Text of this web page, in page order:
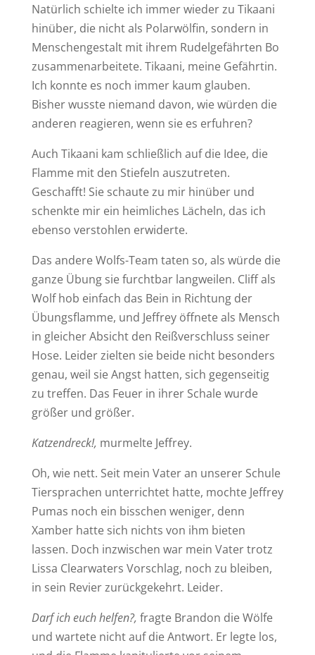
Natürlich schielte ich immer wieder zu Tikaani
hinüber, die nicht als Polarwölfin, sondern in
Menschengestalt mit ihrem Rudelgefährten Bo
zusammenarbeitete. Tikaani, meine Gefährtin.
Ich konnte es noch immer kaum glauben.
Bisher wusste niemand davon, wie würden die
anderen reagieren, wenn sie es erfuhren?
Auch Tikaani kam schließlich auf die Idee, die
Flamme mit den Stiefeln auszutreten.
Geschafft! Sie schaute zu mir hinüber und
schenkte mir ein heimliches Lächeln, das ich
ebenso verstohlen erwiderte.
Das andere Wolfs-Team taten so, als würde die
ganze Übung sie furchtbar langweilen. Cliff als
Wolf hob einfach das Bein in Richtung der
Übungsflamme, und Jeffrey öffnete als Mensch
in gleicher Absicht den Reißverschluss seiner
Hose. Leider zielten sie beide nicht besonders
genau, weil sie Angst hatten, sich gegenseitig
zu treffen. Das Feuer in ihrer Schale wurde
größer und größer.
Katzendreck!, murmelte Jeffrey.
Oh, wie nett. Seit mein Vater an unserer Schule
Tiersprachen unterrichtet hatte, mochte Jeffrey
Pumas noch ein bisschen weniger, denn
Xamber hatte sich nichts von ihm bieten
lassen. Doch inzwischen war mein Vater trotz
Lissa Clearwaters Vorschlag, noch zu bleiben,
in sein Revier zurückgekehrt. Leider.
Darf ich euch helfen?, fragte Brandon die Wölfe
und wartete nicht auf die Antwort. Er legte los,